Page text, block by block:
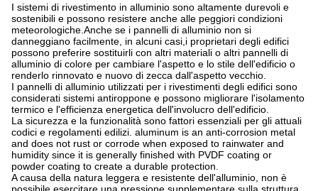
I sistemi di rivestimento in alluminio sono altamente durevoli e
sostenibili e possono resistere anche alle peggiori condizioni
meteorologiche.Anche se i pannelli di alluminio non si
danneggiano facilmente, in alcuni casi,i proprietari degli edifici
possono preferire sostituirli con altri materiali o altri pannelli di
alluminio di colore per cambiare l'aspetto e lo stile dell'edificio o
renderlo rinnovato e nuovo di zecca dall'aspetto vecchio.
I pannelli di alluminio utilizzati per i rivestimenti degli edifici sono
considerati sistemi antiroppone e possono migliorare l'isolamento
termico e l'efficienza energetica dell'involucro dell'edificio.
La sicurezza e la funzionalità sono fattori essenziali per gli attuali
codici e regolamenti edilizi. aluminum is an anti-corrosion metal
and does not rust or corrode when exposed to rainwater and
humidity since it is generally finished with PVDF coating or
powder coating to create a durable protection.
A causa della natura leggera e resistente dell'alluminio, non è